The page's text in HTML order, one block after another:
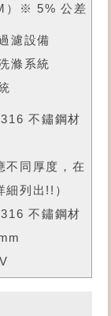
）※ 5% 公差
濾設備
滌系統
不鏽鋼材
不同厚度，在
列出!!）
不鏽鋼材